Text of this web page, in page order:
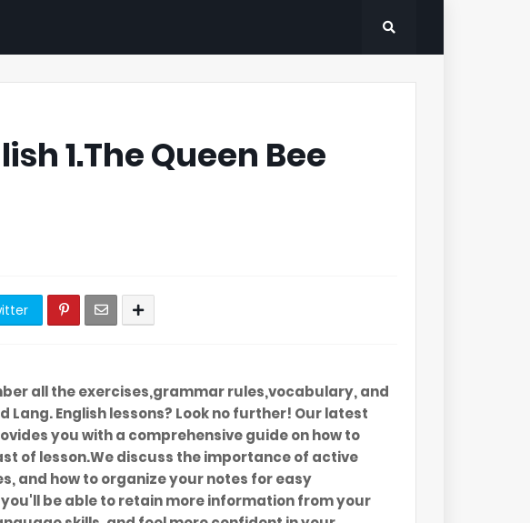
1.The Queen Bee
all the exercises,grammar rules,vocabulary, and
Lang. English lessons? Look no further! Our latest
you with a comprehensive guide on how to
of lesson.We discuss the importance of active
and how to organize your notes for easy
be able to retain more information from your